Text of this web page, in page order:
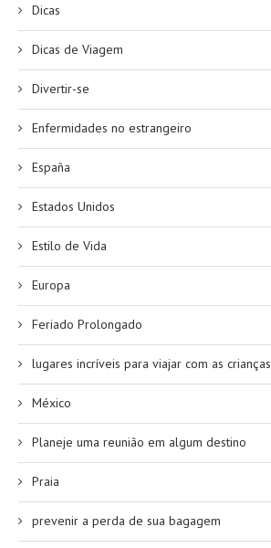
Dicas
Dicas de Viagem
Divertir-se
Enfermidades no estrangeiro
España
Estados Unidos
Estilo de Vida
Europa
Feriado Prolongado
lugares incríveis para viajar com as crianças
México
Planeje uma reunião em algum destino
Praia
prevenir a perda de sua bagagem